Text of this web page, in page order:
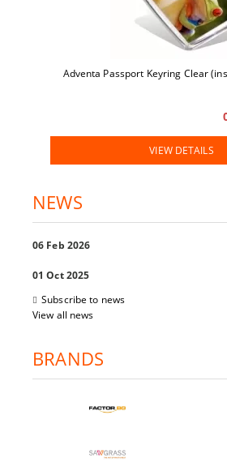
Adventa Passport Keyring Clear
VIEW DETAILS
NEWS
06 Feb 2026
01 Oct 2025
Subscribe to news
View all news
BRANDS